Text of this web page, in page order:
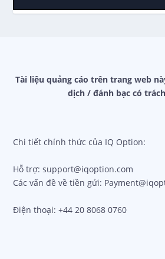
Tài liệu quảng cáo trên trang web
dịch / đánh bạc có
Chi tiết chính thức của IQ Option:
Hỗ trợ: support@iqoption.com
Các vấn đề về tiền gửi:
Điện thoại: +44 20 8068 0760